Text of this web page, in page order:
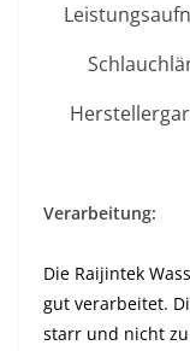
Verarbeitung:
Die Raijintek
gut verarbeitet.
starr und nicht zu